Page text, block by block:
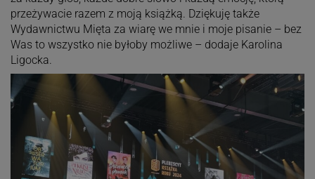
przeżywacie razem z moją książką. Dziękuję także
Wydawnictwu Mięta za wiarę we mnie i moje pisanie – bez
Was to wszystko nie byłoby możliwe – dodaje Karolina
Ligocka.